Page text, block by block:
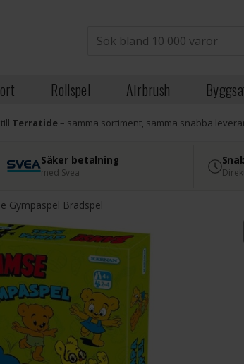
Rollspel Airbrush
Terratide– samma sortiment, samma snabba
Säker betalning
med Svea
Gympaspel Brädspel